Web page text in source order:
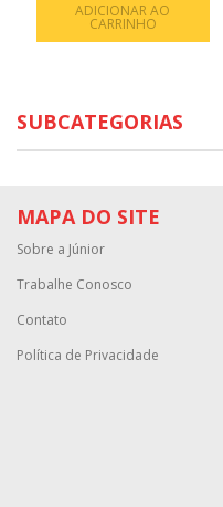
ADICIONAR AO
CARRINHO
SUBCATEGORIAS
MAPA DO SITE
Sobre a Júnior
Trabalhe Conosco
Contato
Política de Privacidade